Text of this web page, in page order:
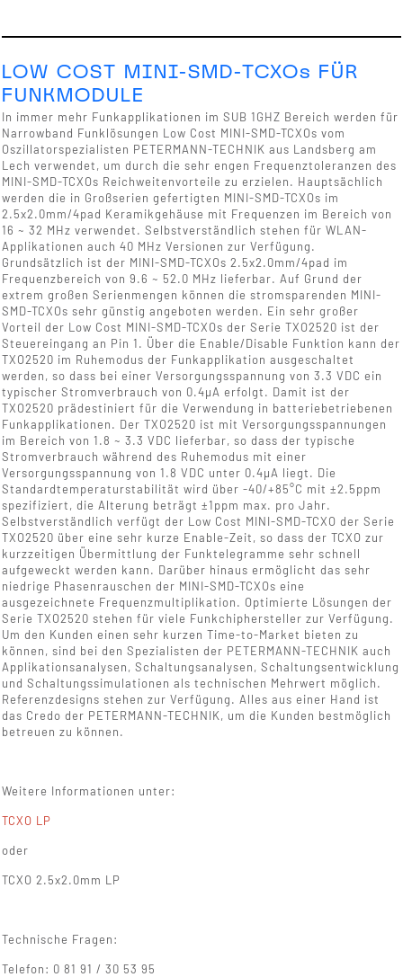
LOW COST MINI-SMD-TCXOs FÜR
FUNKMODULE
In immer mehr Funkapplikationen im SUB 1GHZ Bereich werden für
Narrowband Funklösungen Low Cost MINI-SMD-TCXOs vom
Oszillatorspezialisten PETERMANN-TECHNIK aus Landsberg am
Lech verwendet, um durch die sehr engen Frequenztoleranzen des
MINI-SMD-TCXOs Reichweitenvorteile zu erzielen. Hauptsächlich
werden die in Großserien gefertigten MINI-SMD-TCXOs im
2.5x2.0mm/4pad Keramikgehäuse mit Frequenzen im Bereich von
16 ~ 32 MHz verwendet. Selbstverständlich stehen für WLAN-
Applikationen auch 40 MHz Versionen zur Verfügung.
Grundsätzlich ist der MINI-SMD-TCXOs 2.5x2.0mm/4pad im
Frequenzbereich von 9.6 ~ 52.0 MHz lieferbar. Auf Grund der
extrem großen Serienmengen können die stromsparenden MINI-
SMD-TCXOs sehr günstig angeboten werden. Ein sehr großer
Vorteil der Low Cost MINI-SMD-TCXOs der Serie TXO2520 ist der
Steuereingang an Pin 1. Über die Enable/Disable Funktion kann der
TXO2520 im Ruhemodus der Funkapplikation ausgeschaltet
werden, so dass bei einer Versorgungsspannung von 3.3 VDC ein
typischer Stromverbrauch von 0.4µA erfolgt. Damit ist der
TXO2520 prädestiniert für die Verwendung in batteriebetriebenen
Funkapplikationen. Der TXO2520 ist mit Versorgungsspannungen
im Bereich von 1.8 ~ 3.3 VDC lieferbar, so dass der typische
Stromverbrauch während des Ruhemodus mit einer
Versorgungsspannung von 1.8 VDC unter 0.4µA liegt. Die
Standardtemperaturstabilität wird über -40/+85°C mit ±2.5ppm
spezifiziert, die Alterung beträgt ±1ppm max. pro Jahr.
Selbstverständlich verfügt der Low Cost MINI-SMD-TCXO der Serie
TXO2520 über eine sehr kurze Enable-Zeit, so dass der TCXO zur
kurzzeitigen Übermittlung der Funktelegramme sehr schnell
aufgeweckt werden kann. Darüber hinaus ermöglicht das sehr
niedrige Phasenrauschen der MINI-SMD-TCXOs eine
ausgezeichnete Frequenzmultiplikation. Optimierte Lösungen der
Serie TXO2520 stehen für viele Funkchiphersteller zur Verfügung.
Um den Kunden einen sehr kurzen Time-to-Market bieten zu
können, sind bei den Spezialisten der PETERMANN-TECHNIK auch
Applikationsanalysen, Schaltungsanalysen, Schaltungsentwicklung
und Schaltungssimulationen als technischen Mehrwert möglich.
Referenzdesigns stehen zur Verfügung. Alles aus einer Hand ist
das Credo der PETERMANN-TECHNIK, um die Kunden bestmöglich
betreuen zu können.
Weitere Informationen unter:
TCXO LP
oder
TCXO 2.5x2.0mm LP
Technische Fragen:
Telefon: 0 81 91 / 30 53 95